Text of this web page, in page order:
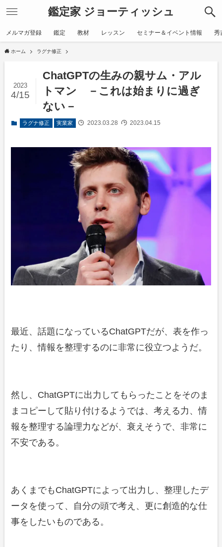
鑑定家 ジョーティッシュ
メルマガ登録 鑑定 教材 レッスン セミナー＆イベント情報 秀
ホーム ラグナ修正
ChatGPTの生みの親サム・アル
トマン －これは始まりに過ぎ
ない－
2023
4/15
ラグナ修正 実業家 2023.03.28 2023.04.15
最近、話題になっているChatGPTだが、表を作っ
たり、情報を整理するのに非常に役立つようだ。
然し、ChatGPTに出力してもらったことをそのま
まコピーして貼り付けるようでは、考える力、情
報を整理する論理力などが、衰えそうで、非常に
不安である。
あくまでもChatGPTによって出力し、整理したデ
ータを使って、自分の頭で考え、更に創造的な仕
事をしたいものである。